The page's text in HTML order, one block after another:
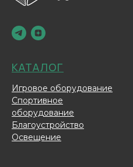
КАТАЛОГ
Игровое оборудование
Спортивное
оборудование
Благоустройство
Освещение